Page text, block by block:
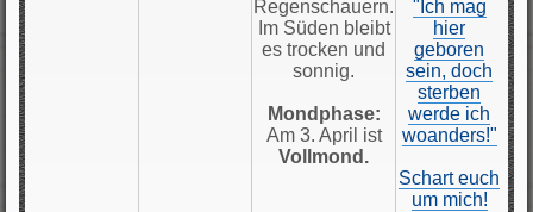
Regenschauern.
Im Süden bleibt
es trocken und
sonnig.
Mondphase:
Am 3. April ist
Vollmond.
"Ich mag
hier
geboren
sein, doch
sterben
werde ich
woanders!"
Schart euch
um mich!